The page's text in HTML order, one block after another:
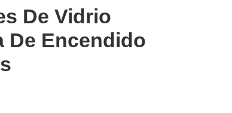
De Vidrio
De Encendido